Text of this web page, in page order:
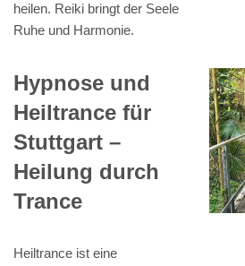
heilen. Reiki bringt der Seele
Ruhe und Harmonie.
Hypnose und
Heiltrance für
Stuttgart –
Heilung durch
Trance
Heiltrance ist eine